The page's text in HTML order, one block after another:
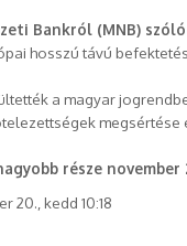
Bankról (MNB)
hosszú távú
a magyar
megsértése
része
20., kedd 10:18